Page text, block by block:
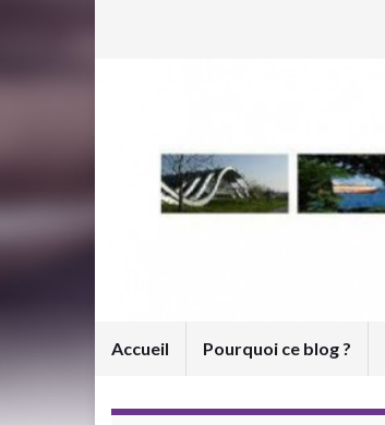
Accueil Pourquoi ce blog ?